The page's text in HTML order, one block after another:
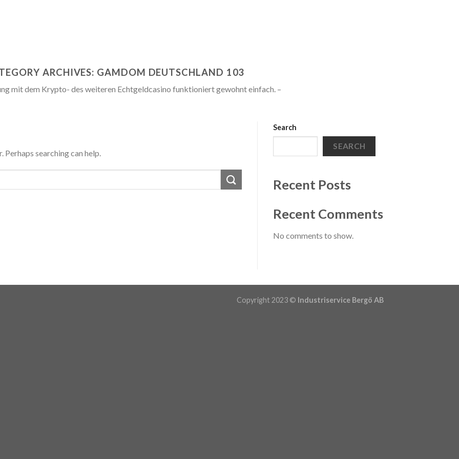
ARCHIVES: GAMDOM DEUTSCHLAND 103
mit dem Krypto- des weiteren Echtgeldcasino funktioniert gewohnt einfach. –
Perhaps searching can help.
Search
SEARCH
Recent Posts
Recent Comments
No comments to show.
Copyright 2023 © Industriservice Bergö AB